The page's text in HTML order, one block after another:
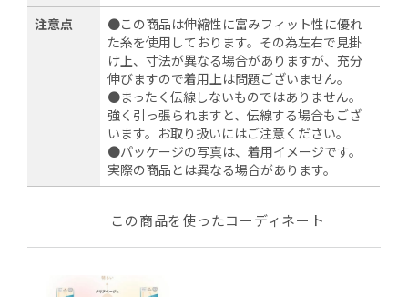
注意点
●この商品は伸縮性に富みフィット性に優れ
た糸を使用しております。その為左右で見掛
け上、寸法が異なる場合がありますが、充分
伸びますので着用上は問題ございません。
●まったく伝線しないものではありません。
強く引っ張られますと、伝線する場合もござ
います。お取り扱いにはご注意ください。
●パッケージの写真は、着用イメージです。
実際の商品とは異なる場合があります。
この商品を使ったコーディネート